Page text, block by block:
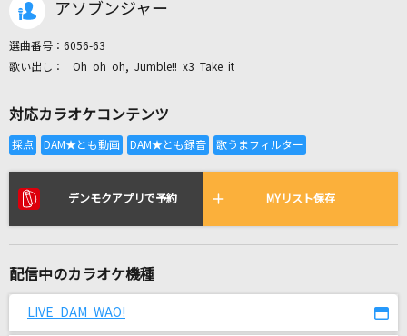
全国りれき
リアルタイムで歌われている曲の一覧
[生音]HOT LIMIT
アソブンジャー
選曲番号： 6056-63
Oh oh oh, Jumble!! x3 Take it
対応カラオケコンテンツ
デンモクアプリで予約 MYリスト保存
配信中のカラオケ機種
LIVE DAM WAO!